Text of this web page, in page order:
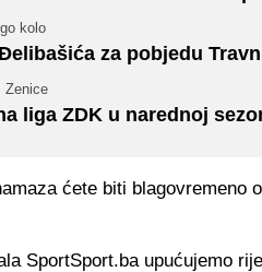
kolo
za pobjedu
Zenice
liga ZDK u narednoj
ćete biti blagovremeno
SportSport.ba upućujemo